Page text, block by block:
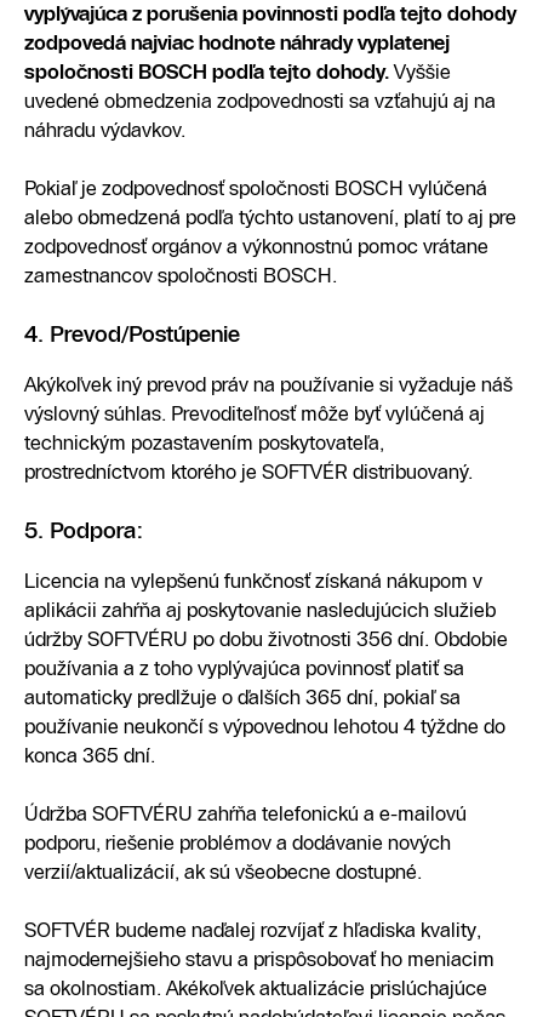
vyplývajúca z porušenia povinnosti podľa tejto dohody
zodpovedá najviac hodnote náhrady vyplatenej
spoločnosti BOSCH podľa tejto dohody.Vyššie
uvedené obmedzenia zodpovednosti sa vzťahujú aj na
náhradu výdavkov.
Pokiaľ je zodpovednosť spoločnosti BOSCH vylúčená
alebo obmedzená podľa týchto ustanovení, platí to aj pre
zodpovednosť orgánov a výkonnostnú pomoc vrátane
zamestnancov spoločnosti BOSCH.
4. Prevod/Postúpenie
Akýkoľvek iný prevod práv na používanie si vyžaduje náš
výslovný súhlas. Prevoditeľnosť môže byť vylúčená aj
technickým pozastavením poskytovateľa,
prostredníctvom ktorého je SOFTVÉR distribuovaný.
5. Podpora:
Licencia na vylepšenú funkčnosť získaná nákupom v
aplikácii zahŕňa aj poskytovanie nasledujúcich služieb
údržby SOFTVÉRU po dobu životnosti 356 dní. Obdobie
používania a z toho vyplývajúca povinnosť platiť sa
automaticky predlžuje o ďalších 365 dní, pokiaľ sa
používanie neukončí s výpovednou lehotou 4 týždne do
konca 365 dní.
Údržba SOFTVÉRU zahŕňa telefonickú a e-mailovú
podporu, riešenie problémov a dodávanie nových
verzií/aktualizácií, ak sú všeobecne dostupné.
SOFTVÉR budeme naďalej rozvíjať z hľadiska kvality,
najmodernejšieho stavu a prispôsobovať ho meniacim
sa okolnostiam. Akékoľvek aktualizácie prislúchajúce